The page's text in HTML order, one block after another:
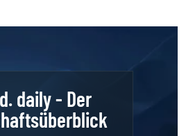
daily - Der